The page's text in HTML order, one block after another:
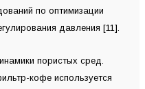
по оптимизации
давления [11].
пористых сред.
кофе используется